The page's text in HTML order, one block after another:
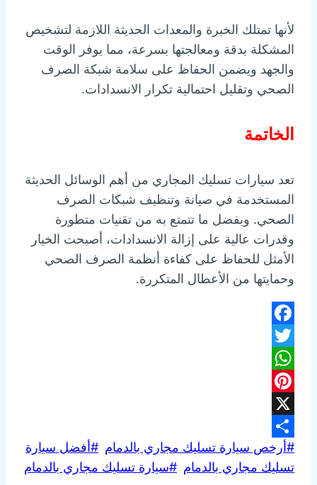
لأنها تمتلك الخبرة والمعدات الحديثة اللازمة لتشخيص
المشكلة بدقة ومعالجتها بسرعة، مما يوفر الوقت
والجهد ويضمن الحفاظ على سلامة شبكة الصرف
الصحي وتقليل احتمالية تكرار الانسدادات.
الخاتمة
تعد سيارات تسليك المجاري من أهم الوسائل الحديثة
المستخدمة في صيانة وتنظيف شبكات الصرف
الصحي. وبفضل ما تتمتع به من تقنيات متطورة
وقدرات عالية على إزالة الانسدادات، أصبحت الخيار
الأمثل للحفاظ على كفاءة أنظمة الصرف الصحي
وحمايتها من الأعطال المتكررة.
Facebook
Twitter
WhatsApp
Pinterest
X
Share
وسوم
المقال:
#أرخص سيارة تسليك مجاري بالدمام #أفضل سيارة
تسليك مجاري بالدمام #سيارة تسليك مجاري بالدمام